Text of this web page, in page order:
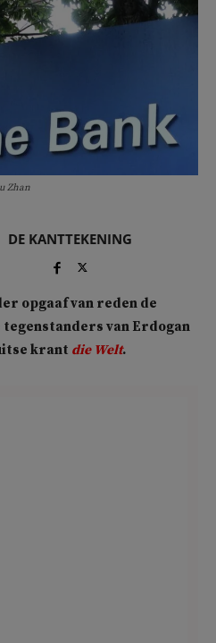
Zhan
DE KANTTEKENING
opgaaf van reden de
van Erdogan
krant die Welt.